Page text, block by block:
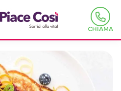
CHIAMA